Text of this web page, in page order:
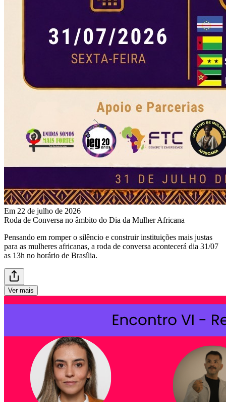
Em 22 de julho de 2026
Roda de Conversa no âmbito do Dia da Mulher Africana
Pensando em romper o silêncio e construir instituições mais justas
para as mulheres africanas, a roda de conversa acontecerá dia 31/07
as 13h no horário de Brasília.
Ver mais